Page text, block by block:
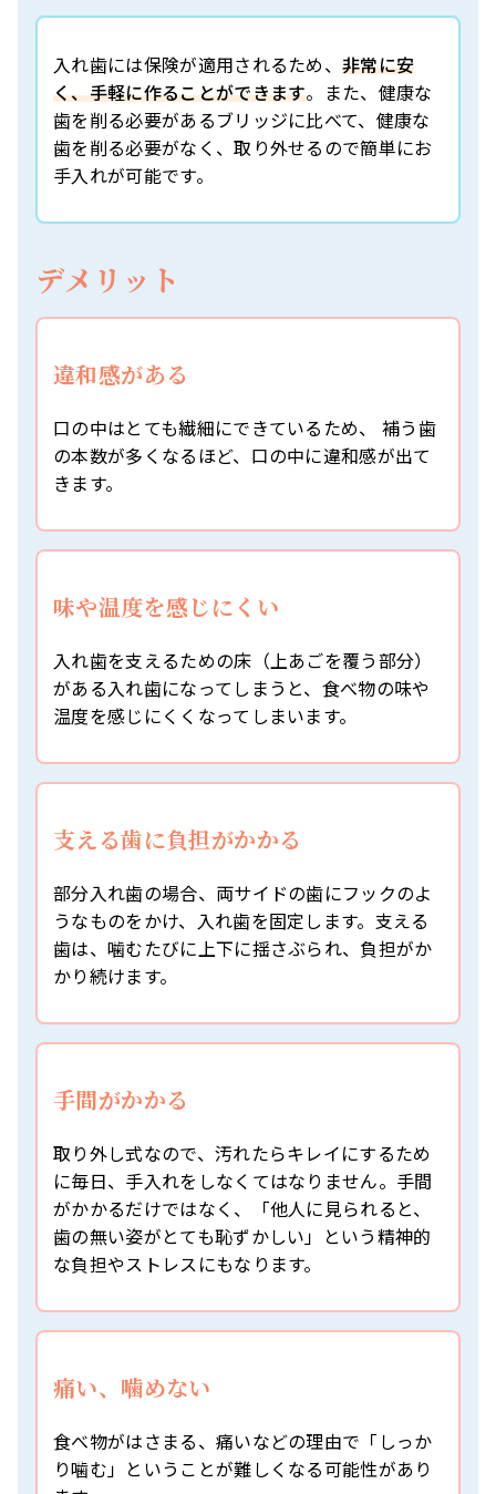
入れ歯には保険が適用されるため、非常に安
く、手軽に作ることができます。また、健康な
歯を削る必要があるブリッジに比べて、健康な
歯を削る必要がなく、取り外せるので簡単にお
手入れが可能です。
デメリット
違和感がある
口の中はとても繊細にできているため、 補う歯
の本数が多くなるほど、口の中に違和感が出て
きます。
味や温度を感じにくい
入れ歯を支えるための床（上あごを覆う部分）
がある入れ歯になってしまうと、食べ物の味や
温度を感じにくくなってしまいます。
支える歯に負担がかかる
部分入れ歯の場合、両サイドの歯にフックのよ
うなものをかけ、入れ歯を固定します。支える
歯は、噛むたびに上下に揺さぶられ、負担がか
かり続けます。
手間がかかる
取り外し式なので、汚れたらキレイにするため
に毎日、手入れをしなくてはなりません。手間
がかかるだけではなく、「他人に見られると、
歯の無い姿がとても恥ずかしい」という精神的
な負担やストレスにもなります。
痛い、噛めない
食べ物がはさまる、痛いなどの理由で「しっか
り噛む」ということが難しくなる可能性があり